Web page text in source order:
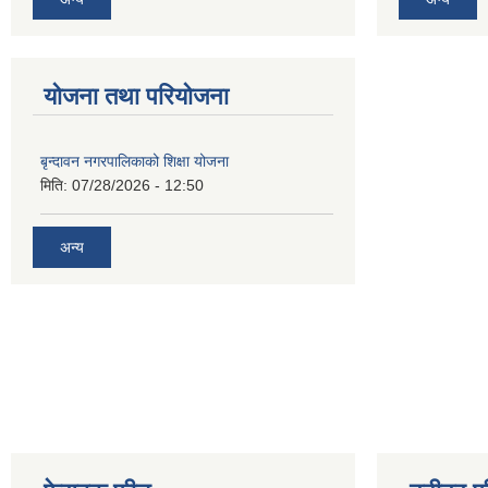
योजना तथा परियोजना
बृन्दावन नगरपालिकाको शिक्षा योजना
मिति: 07/28/2026 - 12:50
अन्य